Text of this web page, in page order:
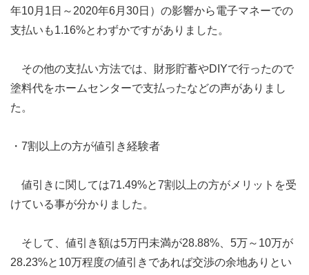
年10月1日～2020年6月30日）の影響から電子マネーでの
支払いも1.16%とわずかですがありました。
その他の支払い方法では、財形貯蓄やDIYで行ったので
塗料代をホームセンターで支払ったなどの声がありまし
た。
・7割以上の方が値引き経験者
値引きに関しては71.49%と7割以上の方がメリットを受
けている事が分かりました。
そして、値引き額は5万円未満が28.88%、5万～10万が
28.23%と10万程度の値引きであれば交渉の余地ありとい